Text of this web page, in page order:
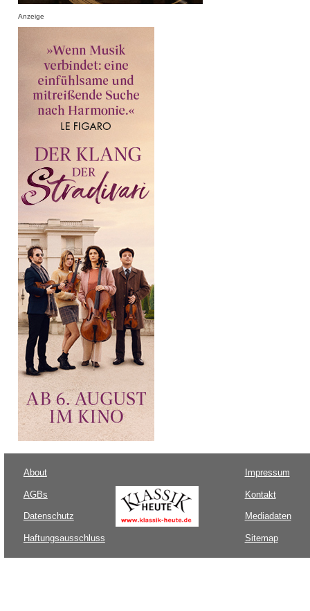
Anzeige
About
AGBs
Datenschutz
Haftungsausschluss
Impressum
Kontakt
Mediadaten
Sitemap